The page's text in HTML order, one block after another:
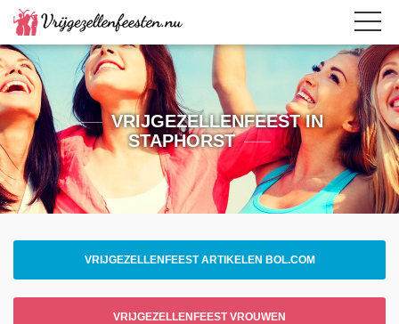
VRIJGEZELLENFEEST IN
STAPHORST
VRIJGEZELLENFEEST ARTIKELEN BOL.COM
VRIJGEZELLENFEEST VROUWEN